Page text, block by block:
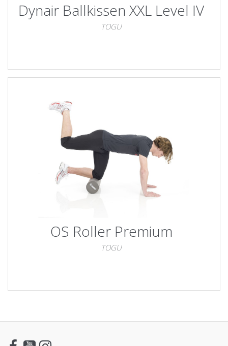
Dynair Ballkissen XXL Level IV
TOGU
OS Roller Premium
TOGU